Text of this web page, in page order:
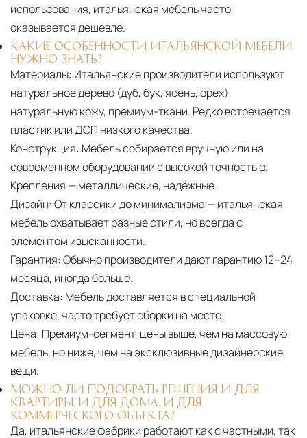
использования, итальянская мебель часто
оказывается дешевле.
КАКИЕ ОСОБЕННОСТИ ИТАЛЬЯНСКОЙ МЕБЕЛИ
НУЖНО ЗНАТЬ?
Материалы: Итальянские производители используют
натуральное дерево (дуб, бук, ясень, орех),
натуральную кожу, премиум-ткани. Редко встречается
пластик или ДСП низкого качества.
Конструкция: Мебель собирается вручную или на
современном оборудовании с высокой точностью.
Крепления — металлические, надёжные.
Дизайн: От классики до минимализма — итальянская
мебель охватывает разные стили, но всегда с
элементом изысканности.
Гарантия: Обычно производители дают гарантию 12–24
месяца, иногда больше.
Доставка: Мебель доставляется в специальной
упаковке, часто требует сборки на месте.
Цена: Премиум-сегмент, цены выше, чем на массовую
мебель, но ниже, чем на эксклюзивные дизайнерские
вещи.
МОЖНО ЛИ ПОДОБРАТЬ РЕШЕНИЯ И ДЛЯ
КВАРТИРЫ, И ДЛЯ ДОМА, И ДЛЯ
КОММЕРЧЕСКОГО ОБЪЕКТА?
Да, итальянские фабрики работают как с частными, так